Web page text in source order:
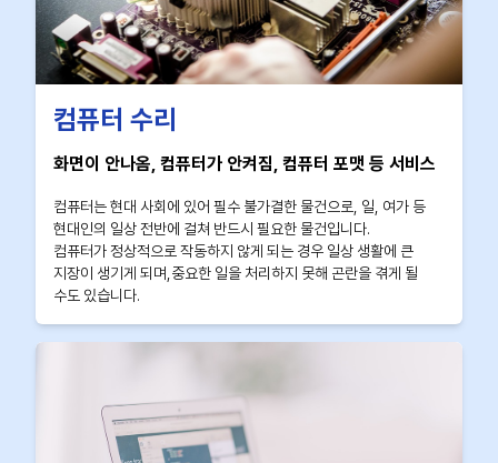
컴퓨터 수리
화면이 안나옴, 컴퓨터가 안켜짐, 컴퓨터 포맷 등 서비스
컴퓨터는 현대 사회에 있어 필수 불가결한 물건으로, 일, 여가 등
현대인의 일상 전반에 걸쳐 반드시 필요한 물건입니다.
컴퓨터가 정상적으로 작동하지 않게 되는 경우 일상 생활에 큰
지장이 생기게 되며,중요한 일을 처리하지 못해 곤란을 겪게 될
수도 있습니다.